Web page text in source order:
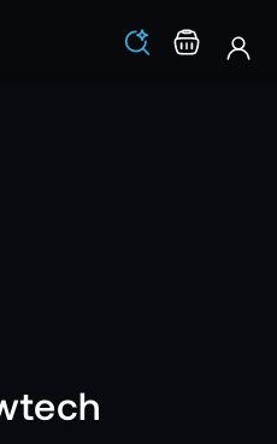
Los